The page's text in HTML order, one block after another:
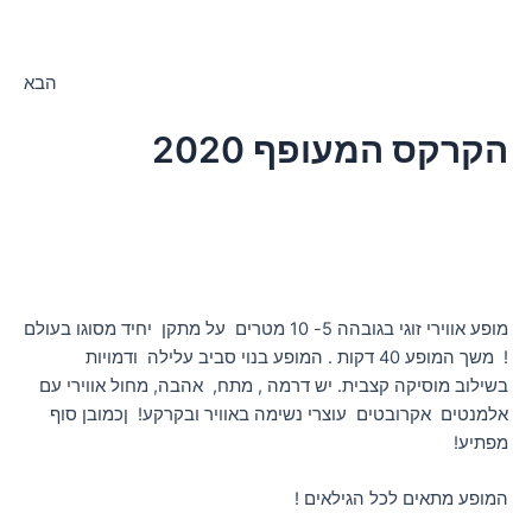
הבא
הקרקס המעופף 2020
מופע אווירי זוגי בגובהה 5- 10 מטרים על מתקן יחיד מסוגו בעולם
! משך המופע 40 דקות . המופע בנוי סביב עלילה ודמויות
בשילוב מוסיקה קצבית. יש דרמה , מתח, אהבה, מחול אווירי עם
אלמנטים אקרובטים עוצרי נשימה באוויר ובקרקע! ןכמובן סוף
מפתיע!
המופע מתאים לכל הגילאים !